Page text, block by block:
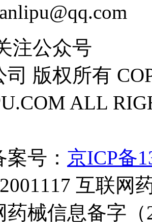
注公众号
司 版权所有
ALL
号： 京ICP备
互联网
药械信息备字